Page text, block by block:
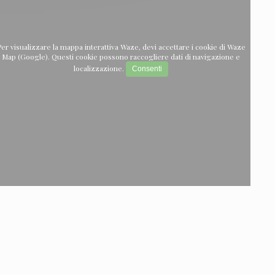
visualizzare la mappa interattiva Waze, devi accettare i cookie di Waze
Map (Google). Questi cookie possono raccogliere dati di navigazione e
localizzazione.
Consenti